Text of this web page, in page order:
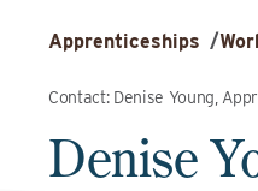
Apprenticeships /
Contact: Denise Young,
Denise